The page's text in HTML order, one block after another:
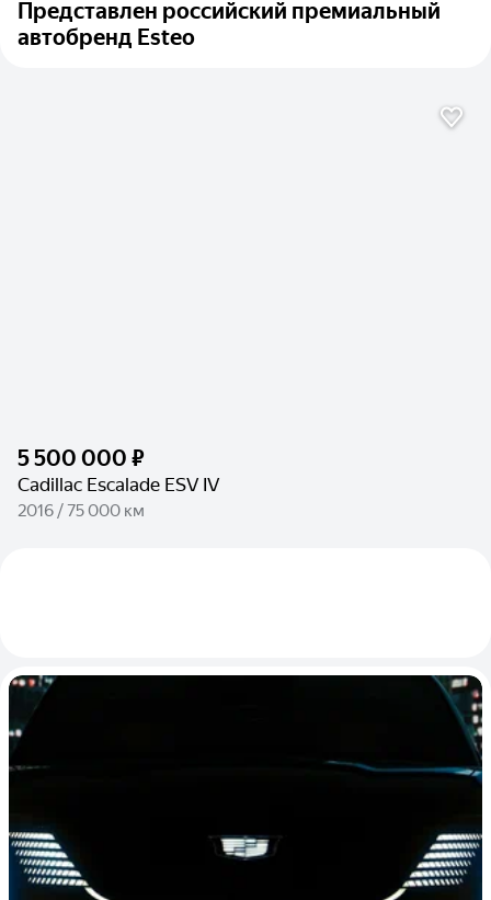
Представлен российский премиальный
автобренд Esteo
5 500 000 ₽
Cadillac Escalade ESV IV
2016 / 75 000 км